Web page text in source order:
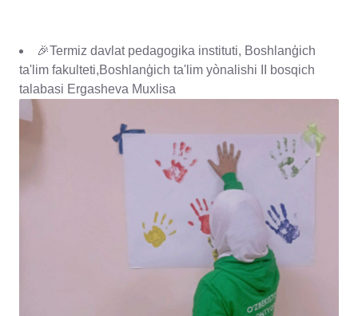
🎉Termiz davlat pedagogika instituti, Boshlanģich
ta'lim fakulteti,Boshlanģich ta'lim yònalishi II bosqich
talabasi Ergasheva Muxlisa